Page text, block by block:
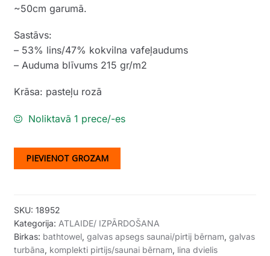
~50cm garumā.
Sastāvs:
– 53% lins/47% kokvilna vafeļaudums
– Auduma blīvums 215 gr/m2
Krāsa: pasteļu rozā
Noliktavā 1 prece/-es
PIEVIENOT GROZAM
SKU: 18952
Kategorija: ATLAIDE/ IZPĀRDOŠANA
Birkas: bathtowel, galvas apsegs saunai/pirtij bērnam, galvas
turbāna, komplekti pirtijs/saunai bērnam, lina dvielis